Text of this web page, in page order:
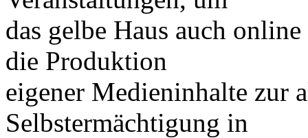
das gelbe Haus auch
die Produktion
eigener Medieninhalte zur
Selbstermächtigung in